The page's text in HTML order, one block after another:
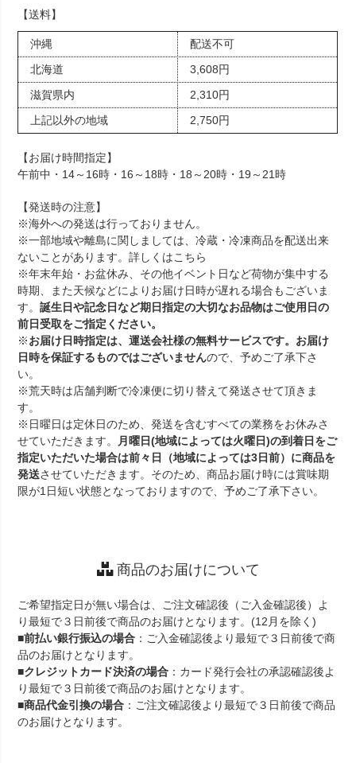
【送料】
沖縄
配送不可
北海道
3,608円
滋賀県内
2,310円
上記以外の地域
2,750円
【お届け時間指定】
午前中・14～16時・16～18時・18～20時・19～21時
【発送時の注意】
※海外への発送は行っておりません。
※一部地域や離島に関しましては、冷蔵・冷凍商品を配送出来
ないことがあります。詳しくはこちら
※年末年始・お盆休み、その他イベント日など荷物が集中する
時期、また天候などによりお届け日時が遅れる場合もございま
す。誕生日や記念日など期日指定の大切なお品物はご使用日の
前日受取をご指定ください。
※お届け日時指定は、運送会社様の無料サービスです。お届け
日時を保証するものではございませんので、予めご了承下さ
い。
※荒天時は店舗判断で冷凍便に切り替えて発送させて頂きま
す。
※日曜日は定休日のため、発送を含むすべての業務をお休みさ
せていただきます。
月曜日(地域によっては火曜日)の到着日をご
指定いただいた場合は前々日（地域によっては3日前）に商品を
発送させていただきます。そのため、商品お届け時には賞味期
限が1日短い状態となっておりますので、予めご了承下さい。
商品のお届けについて
ご希望指定日が無い場合は、ご注文確認後（ご入金確認後）よ
り最短で３日前後で商品のお届けとなります。(12月を除く)
■前払い銀行振込の場合 ：ご入金確認後より最短で３日前後で商
品のお届けとなります。
■クレジットカード決済の場合 ：カード発行会社の承認確認後よ
り最短で３日前後で商品のお届けとなります。
■商品代金引換の場合 ：ご注文確認後より最短で３日前後で商品
のお届けとなります。